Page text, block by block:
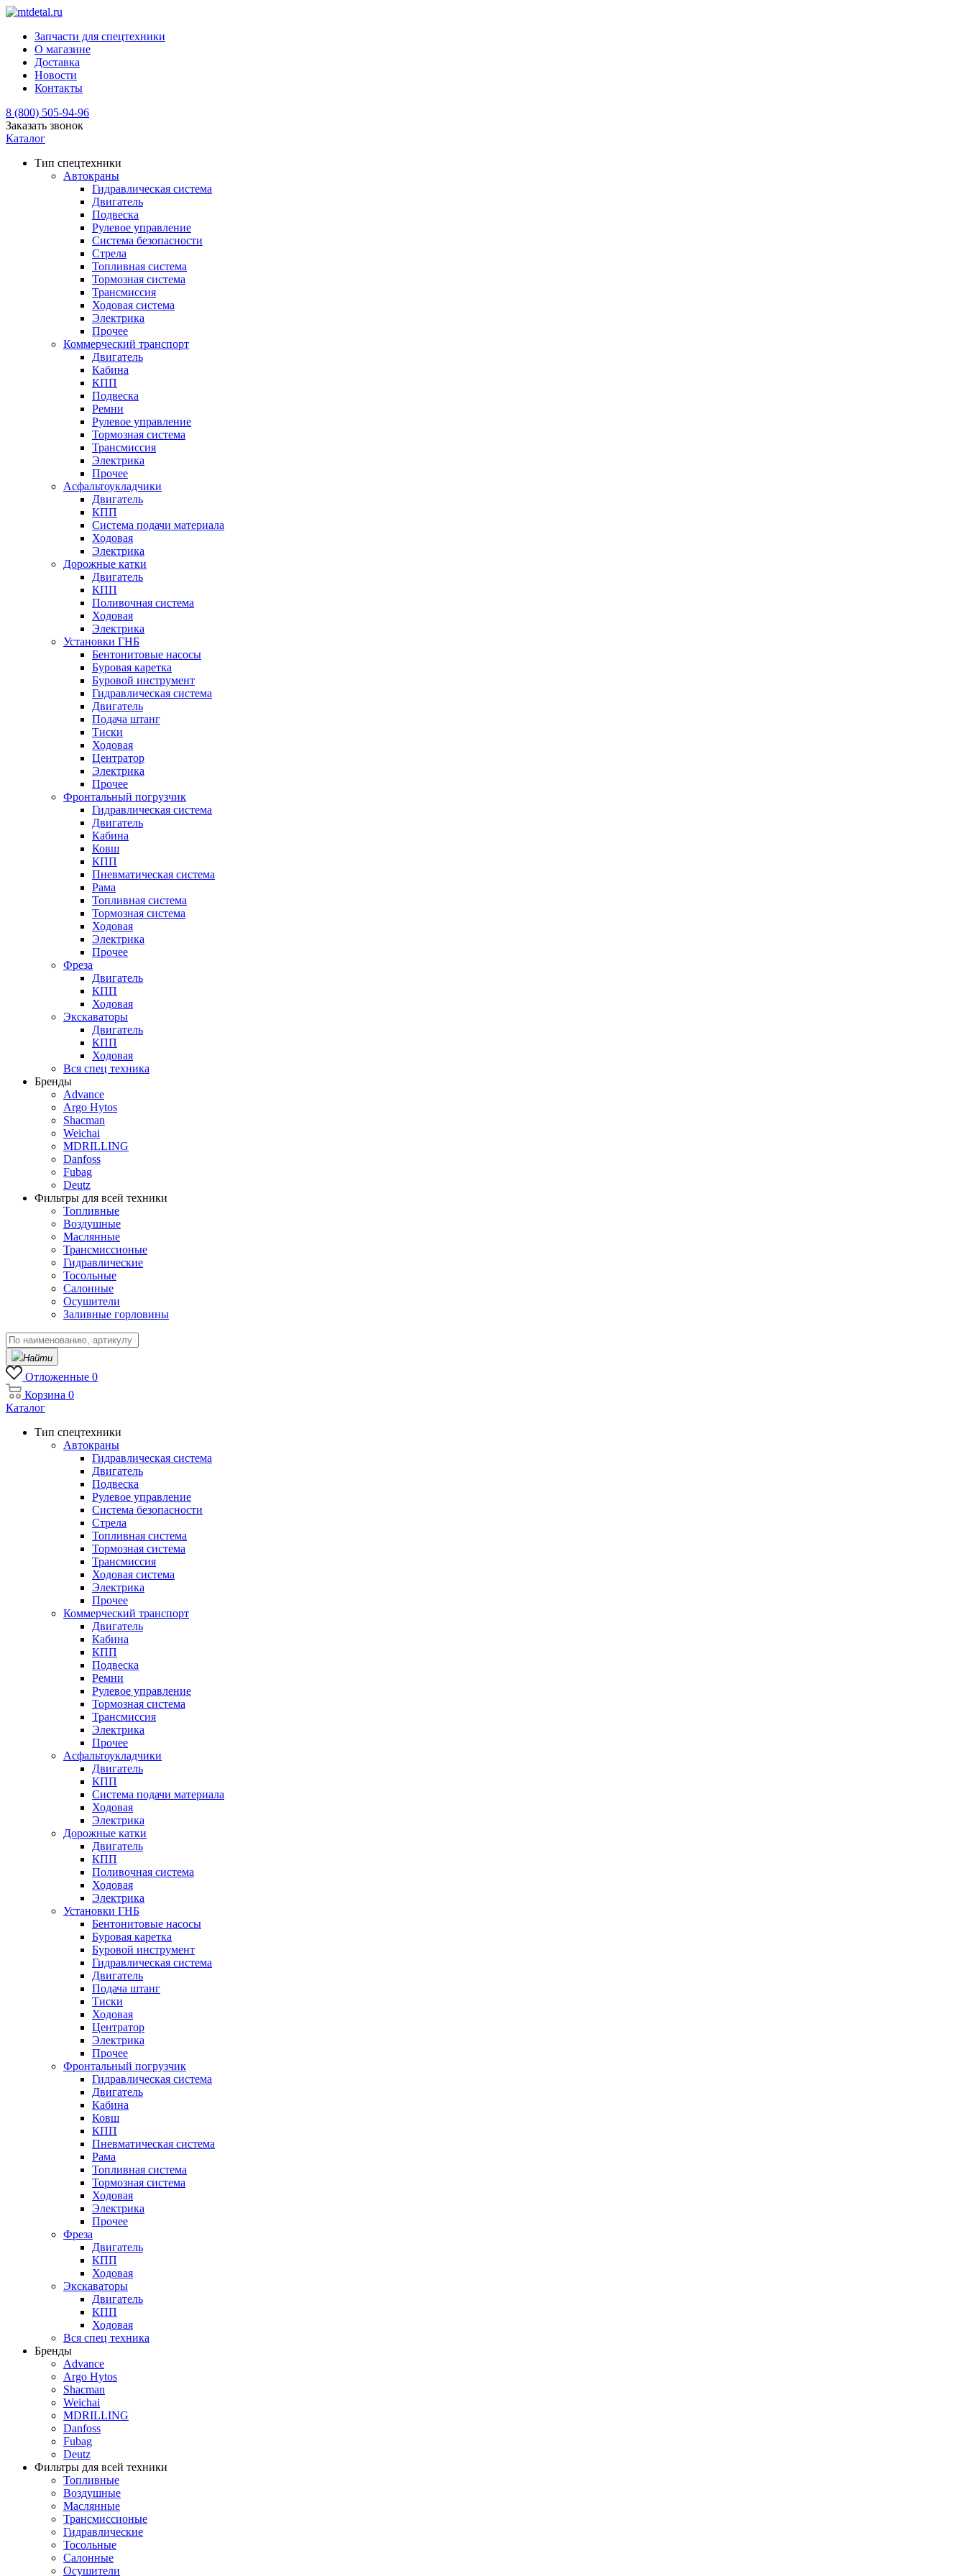
Запчасти для спецтехники
О магазине
Доставка
Новости
Контакты
8 (800) 505-94-96
Заказать звонок
Каталог
Тип спецтехники
Автокраны
Гидравлическая система
Двигатель
Подвеска
Рулевое управление
Система безопасности
Стрела
Топливная система
Тормозная система
Трансмиссия
Ходовая система
Электрика
Прочее
Коммерческий транспорт
Двигатель
Кабина
КПП
Подвеска
Ремни
Рулевое управление
Тормозная система
Трансмиссия
Электрика
Прочее
Асфальтоукладчики
Двигатель
КПП
Система подачи материала
Ходовая
Электрика
Дорожные катки
Двигатель
КПП
Поливочная система
Ходовая
Электрика
Установки ГНБ
Бентонитовые насосы
Буровая каретка
Буровой инструмент
Гидравлическая система
Двигатель
Подача штанг
Тиски
Ходовая
Центратор
Электрика
Прочее
Фронтальный погрузчик
Гидравлическая система
Двигатель
Кабина
Ковш
КПП
Пневматическая система
Рама
Топливная система
Тормозная система
Ходовая
Электрика
Прочее
Фреза
Двигатель
КПП
Ходовая
Экскаваторы
Двигатель
КПП
Ходовая
Вся спец техника
Бренды
Advance
Argo Hytos
Shacman
Weichai
MDRILLING
Danfoss
Fubag
Deutz
Фильтры для всей техники
Топливные
Воздушные
Маслянные
Трансмиссионые
Гидравлические
Тосольные
Салонные
Осушители
Заливные горловины
Найти
Отложенные 0
Корзина 0
Каталог
Тип спецтехники
Автокраны
Гидравлическая система
Двигатель
Подвеска
Рулевое управление
Система безопасности
Стрела
Топливная система
Тормозная система
Трансмиссия
Ходовая система
Электрика
Прочее
Коммерческий транспорт
Двигатель
Кабина
КПП
Подвеска
Ремни
Рулевое управление
Тормозная система
Трансмиссия
Электрика
Прочее
Асфальтоукладчики
Двигатель
КПП
Система подачи материала
Ходовая
Электрика
Дорожные катки
Двигатель
КПП
Поливочная система
Ходовая
Электрика
Установки ГНБ
Бентонитовые насосы
Буровая каретка
Буровой инструмент
Гидравлическая система
Двигатель
Подача штанг
Тиски
Ходовая
Центратор
Электрика
Прочее
Фронтальный погрузчик
Гидравлическая система
Двигатель
Кабина
Ковш
КПП
Пневматическая система
Рама
Топливная система
Тормозная система
Ходовая
Электрика
Прочее
Фреза
Двигатель
КПП
Ходовая
Экскаваторы
Двигатель
КПП
Ходовая
Вся спец техника
Бренды
Advance
Argo Hytos
Shacman
Weichai
MDRILLING
Danfoss
Fubag
Deutz
Фильтры для всей техники
Топливные
Воздушные
Маслянные
Трансмиссионые
Гидравлические
Тосольные
Салонные
Осушители